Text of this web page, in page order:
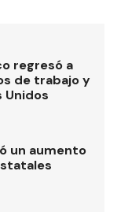
regresó a
de trabajo y
Unidos
un aumento